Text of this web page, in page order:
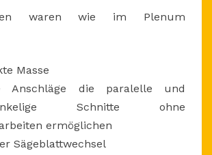
waren wie im Plenum
Masse
Anschläge die paralelle und
Schnitte ohne
ermöglichen
Sägeblattwechsel